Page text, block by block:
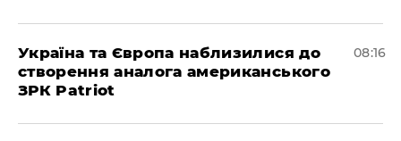
Україна та Європа наблизилися до
створення аналога американського
ЗРК Patriot
08:16